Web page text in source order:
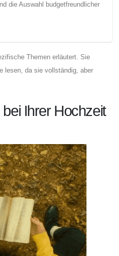
die Auswahl budgetfreundlicher
Themen erläutert. Sie
lesen, da sie vollständig, aber
Ihrer Hochzeit